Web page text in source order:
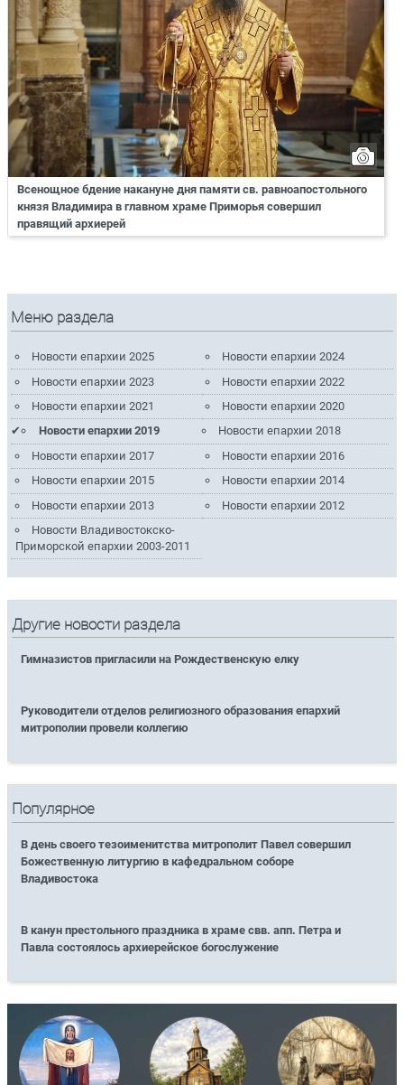
Всенощное бдение накануне дня памяти св. равноапостольного
князя Владимира в главном храме Приморья совершил
правящий архиерей
Меню раздела
Новости епархии 2025
Новости епархии 2024
Новости епархии 2023
Новости епархии 2022
Новости епархии 2021
Новости епархии 2020
Новости епархии 2019
Новости епархии 2018
Новости епархии 2017
Новости епархии 2016
Новости епархии 2015
Новости епархии 2014
Новости епархии 2013
Новости епархии 2012
Новости Владивостокско-
Приморской епархии 2003-2011
Другие новости раздела
Гимназистов пригласили на Рождественскую елку
Руководители отделов религиозного образования епархий
митрополии провели коллегию
Популярное
В день своего тезоименитства митрополит Павел совершил
Божественную литургию в кафедральном соборе
Владивостока
В канун престольного праздника в храме свв. апп. Петра и
Павла состоялось архиерейское богослужение